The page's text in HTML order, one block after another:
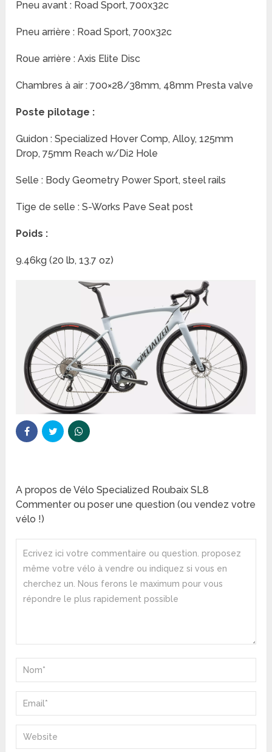
Pneu avant : Road Sport, 700x32c
Pneu arrière : Road Sport, 700x32c
Roue arrière : Axis Elite Disc
Chambres à air : 700×28/38mm, 48mm Presta valve
Poste pilotage :
Guidon : Specialized Hover Comp, Alloy, 125mm
Drop, 75mm Reach w/Di2 Hole
Selle : Body Geometry Power Sport, steel rails
Tige de selle : S-Works Pave Seat post
Poids :
9.46kg (20 lb, 13.7 oz)
A propos de Vélo Specialized Roubaix SL8
Commenter ou poser une question (ou vendez votre
vélo !)